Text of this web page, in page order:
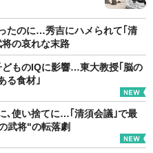
たのに…秀吉にハメられて｢清
の哀れな末路
ものIQに影響…東大教授｢脳の
る食材｣
､使い捨てに…｢清須会議｣で最
武将"の転落劇